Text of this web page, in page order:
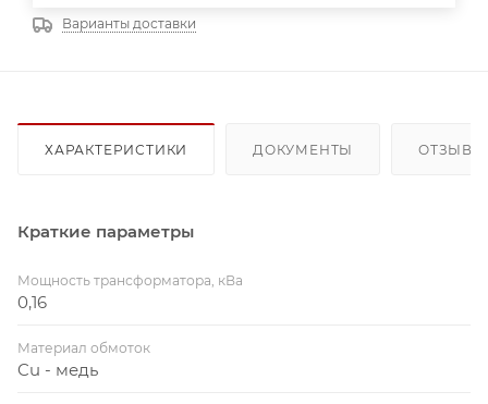
Варианты доставки
ХАРАКТЕРИСТИКИ ДОКУМЕНТЫ ОТЗЫВЫ
Краткие параметры
Мощность трансформатора, кВа
0,16
Материал обмоток
Cu - медь